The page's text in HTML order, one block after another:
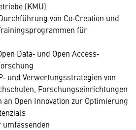
(KMU)
von Co‐Creation und
für
Data‐ und Open Access‐
und Verwertungsstrategien von
Forschungseinrichtungen
Open Innovation zur Optimierung